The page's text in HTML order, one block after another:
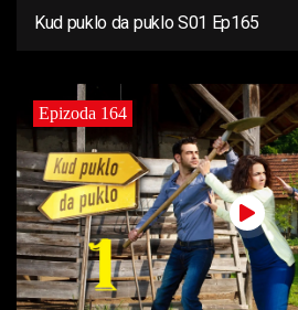
Kud puklo da puklo S01 Ep165
Epizoda 164